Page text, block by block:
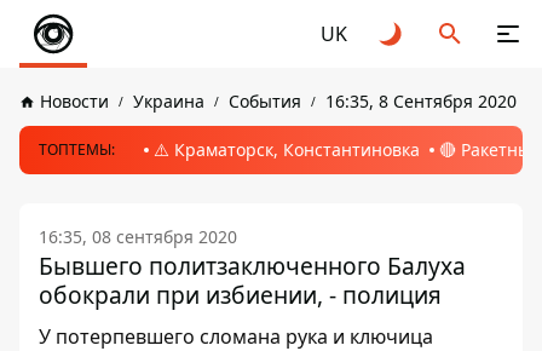
UK
Новости Украина События 16:35, 8 Сентября 2020
ТОПТЕМЫ: ⚠️ Краматорск, Константиновка 🔴
16:35, 08 сентября 2020
Бывшего политзаключенного Балуха
обокрали при избиении, - полиция
У потерпевшего сломана рука и ключица